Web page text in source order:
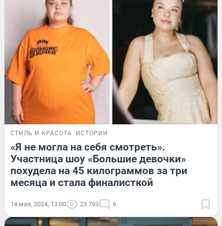
СТИЛЬ И КРАСОТА ИСТОРИИ
«Я не могла на себя смотреть».
Участница шоу «Большие девочки»
похудела на 45 килограммов за три
месяца и стала финалисткой
14 мая, 2024, 13:00 23 793 6